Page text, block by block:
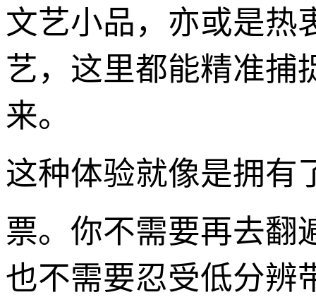
文艺小品，亦或是热
艺，这里都能精准捕
来。
这种体验就像是拥有
票。你不需要再去翻
也不需要忍受低分辨